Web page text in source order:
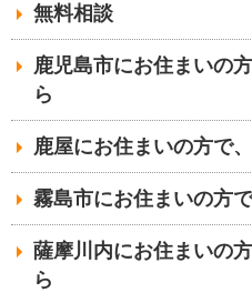
無料相談
鹿児島市にお住まいの
ら
鹿屋にお住まいの方で
霧島市にお住まいの方
薩摩川内にお住まいの
ら